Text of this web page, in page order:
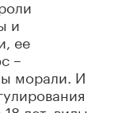
и
ее
–
морали. И